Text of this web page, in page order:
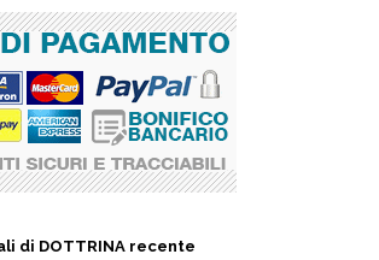
di DOTTRINA recente